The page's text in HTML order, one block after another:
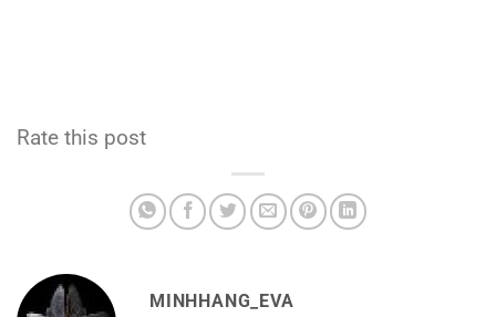
Rate this post
MINHHANG_EVA